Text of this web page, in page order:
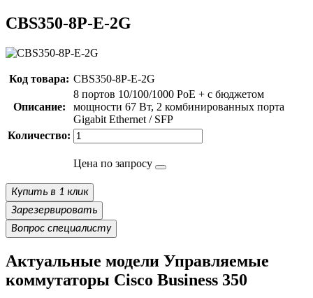
CBS350-8P-E-2G
Код товара: CBS350-8P-E-2G
Описание:
8 портов 10/100/1000 PoE + с бюджетом
мощности 67 Вт, 2 комбинированных порта
Gigabit Ethernet / SFP
Количество:
Цена по запросу
Купить в 1 клик
Зарезервировать
Вопрос специалисту
Актуальные модели Управляемые
коммутаторы Cisco Business 350